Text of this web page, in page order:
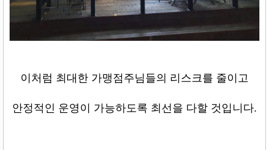
이처럼 최대한 가맹점주님들의 리스크를 줄이고
안정적인 운영이 가능하도록 최선을 다할 것입니다.